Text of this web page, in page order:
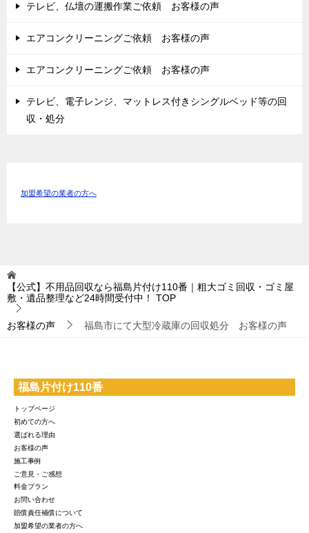
テレビ、仏壇の運搬作業ご依頼 お客様の声
エアコンクリーニングご依頼 お客様の声
エアコンクリーニングご依頼 お客様の声
テレビ、電子レンジ、マットレス付きシングルベッド等の回
収・処分
加盟希望の業者の方へ
【公式】不用品回収なら福島片付け110番｜粗大ゴミ回収・ゴミ屋
敷・遺品整理など24時間受付中！
TOP
お客様の声 福島市にて大型冷蔵庫の回収処分 お客様の声
福島片付け110番
トップページ
初めての方へ
選ばれる理由
お客様の声
施工事例
ご意見・ご感想
料金プラン
お問い合わせ
賠償責任補償について
加盟希望の業者の方へ